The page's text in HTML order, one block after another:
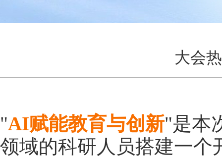
大会
"AI赋能教育与创新"是本
领域的科研人员搭建一个